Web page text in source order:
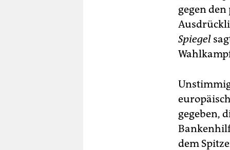
gegen
Spiegel
gegeben,
dem